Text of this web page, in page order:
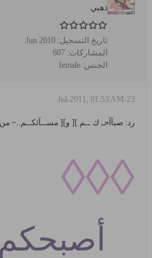
ذهبي
تاريخ التسجيل: Jun 2010
المشاركات: 607
الجنس: female
23-Jul-2011, 01:53 AM
رد: صبآآحـ ك ــم ][ و][ مســآئكــم..~ من
◊◊◊